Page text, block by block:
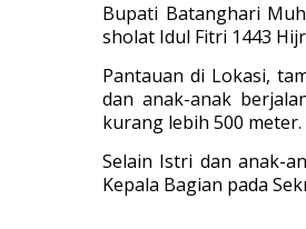
Bupati Batanghari
sholat Idul Fitri 1443
Pantauan di Lokasi,
dan anak-anak
kurang lebih 500 meter.
Selain Istri dan anak-
Kepala Bagian pada